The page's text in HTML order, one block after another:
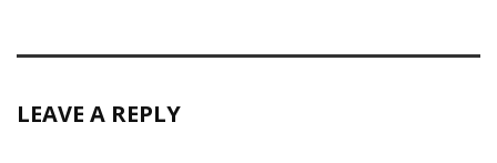
LEAVE A REPLY